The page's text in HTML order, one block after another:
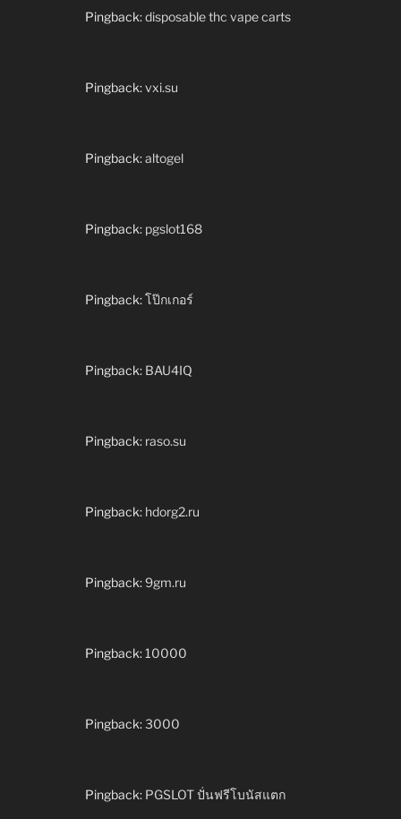
Pingback:disposable thc vape carts
Pingback:vxi.su
Pingback:altogel
Pingback: pgslot168
Pingback:โป๊กเกอร์
Pingback: BAU4IQ
Pingback: raso.su
Pingback: hdorg2.ru
Pingback:9gm.ru
Pingback:10000
Pingback:3000
Pingback: PGSLOT ปั่นฟรีโบนัสแตก